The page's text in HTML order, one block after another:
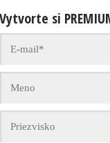
Vytvorte si